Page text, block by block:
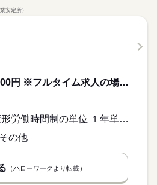
安定所）
200,000円〜350,000円 ※フルタイム求人の場合は月額（換算額）、パート求人の場合は時間額を表示しています。
変形労働時間制 変形労働時間制の単位 １年単位 就業時間１ 8時00分〜17時00分 就業時間に関する特記事項 除雪作業での早朝出勤等は、時間外手当で対応します。
の他
（ハローワークより転載）